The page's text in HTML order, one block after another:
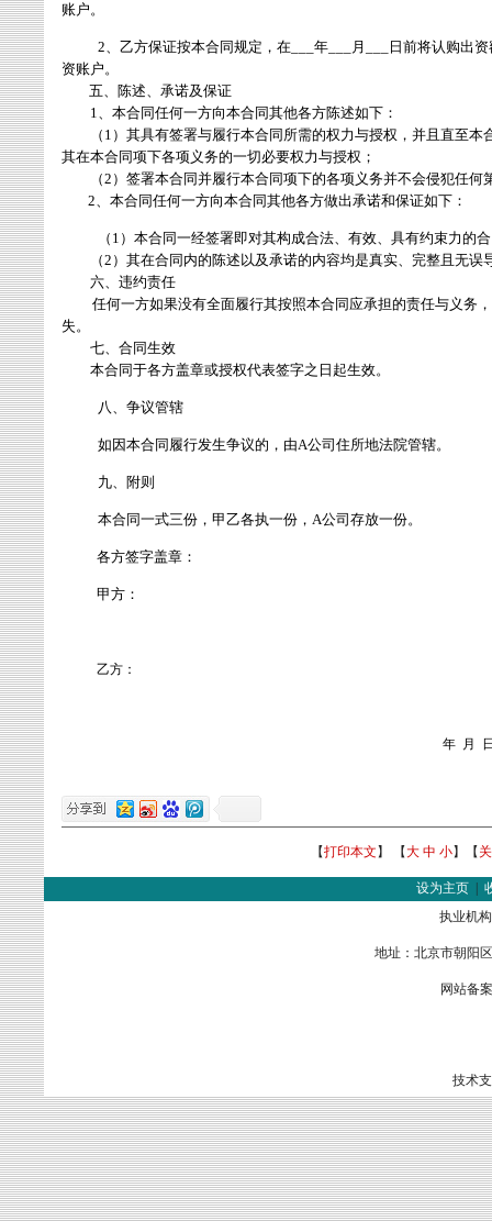
账户。
2、乙方保证按本合同规定，在 年 月
日前将认购出
资账户。
五、陈述、承诺及保证
1、本合同任何一方向本合同其他各方陈述如下：
（ 1 ）其具有签署与履行本合同所需的权力与授权，并且直至
其在本合同项下各项义务的一切必要权力与授权；
（2 ）签署本合同并履行本合同项下的各项义务并不会侵犯任何
2、本合同任何一方向本合同其他各方做出承诺和保证如下：
（ 1 ）本合同一经签署即对其构成合法、有效、具有约束力的
（2 ）其在合同内的陈述以及承诺的内容均是真实、完整且无误
六、违约责任
任何一方如果没有全面履行其按照本合同应承担的责任与义务
失。
七、合同生效
本合同于各方盖章或授权代表签字之日起生效。
八、争议管辖
如因本合同履行发生争议的，由A公司住所地法院管辖。
九、附则
本合同一式三份，甲乙各执一份， A公司存放一份。
各方签字盖章：
甲方：
乙方：
年 月
【打印本文 】 【大 中 小】【
设为主页
执业机
地址：北京市朝阳
网站备
技术